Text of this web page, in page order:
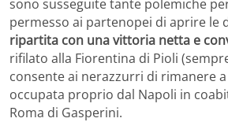
sono susseguite tante polemiche
permesso ai partenopei di aprire le
ripartita con una vittoria netta e
rifilato alla Fiorentina di Pioli
consente ai nerazzurri di rimanere
occupata proprio dal Napoli in
Roma di Gasperini.